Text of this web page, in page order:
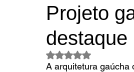
Projeto
destaque
Avaliado com NaN
A arquitetura gaúcha